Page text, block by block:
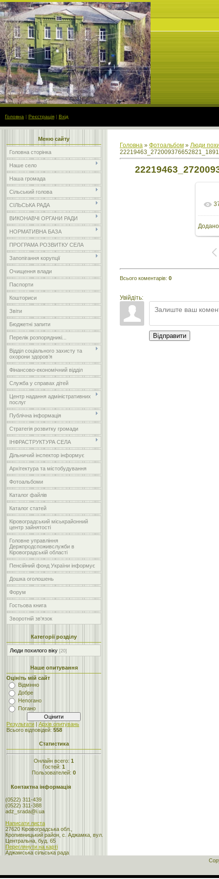
Головна | Реєстрація | Вхід
Меню сайту
Головна сторінка
Наше село
Наша громада
Сільський голова
СІЛЬСЬКА РАДА
ВИКОНАВЧІ ОРГАНИ РАДИ
НОРМАТИВНА БАЗА
ПРОГРАМА РОЗВИТКУ СЕЛА
Запопігання корупції
Очищення влади
Паспорти
Кошториси
Звіти
Бюджетні запити
Перелік розпорядникі...
Відділ соціального захисту та
охорони здоров’я
Фінансово-економічний відділ
Служба у справах дітей
Центр надання адміністративних
послуг
Публічна інформація
Стратегія розвитку громади
ІНФРАСТРУКТУРА СЕЛА
Дільничий інспектор інформує
Архітектура та містобудування
Фотоальбоми
Каталог файлів
Каталог статей
Кіровоградський міськрайонний
центр зайнятості
Головне управління
Держпродспоживслужби в
Кіровоградській області
Пенсійний фонд України інформує
Дошка оголошень
Форум
Гостьова книга
Зворотній зв'язок
Категорії розділу
Люди похилого віку [20]
Наше опитування
Оцініть мій сайт
Відмінно
Добре
Непогано
Погано
Результати | Архів опитувань
Всього відповідей: 558
Статистика
Онлайн всего: 1
Гостей: 1
Пользователей: 0
Контактна інформація
(0522) 311-439
(0522) 311-388
adz_srada@i.ua
Написати листа
27620 Кіровоградська обл.,
Кропивницький район, с. Аджамка, вул.
Центральна, буд. 65
Переглянути на карті
Аджамська сільська рада
Головна » Фотоальбом » Люди
Додано
Всього коментарів: 0
Увійдіть:
Відправити